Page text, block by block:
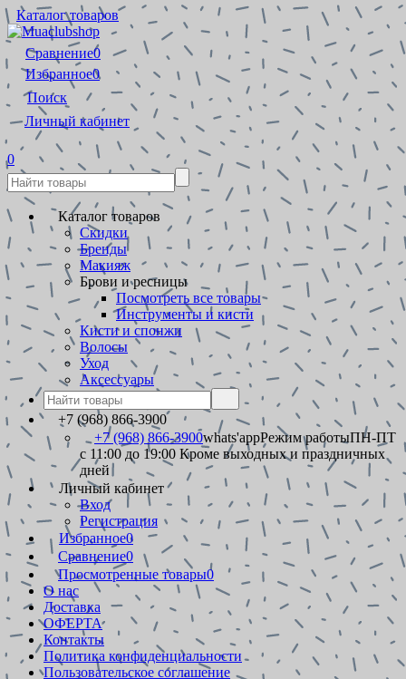
Каталог товаров
Сравнение0
Избранное0
Поиск
Личный кабинет
0
Каталог товаров
Скидки
Бренды
Макияж
Брови и ресницы
Посмотреть все товары
Инструменты и кисти
Кисти и спонжи
Волосы
Уход
Аксессуары
+7 (968) 866-3900
+7 (968) 866-3900whats'appРежим работыПН-ПТ
с 11:00 до 19:00 Кроме выходных и праздничных
дней
Личный кабинет
Вход
Регистрация
Избранное0
Сравнение0
Просмотренные товары0
О нас
Доставка
ОФЕРТА
Контакты
Политика конфиденциальности
Пользовательское соглашение